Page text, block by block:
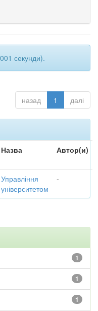
секунди).
назад 1 далі
Назва Автор(и)
Управління
університетом
-
1
1
1